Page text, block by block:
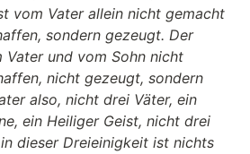
vom Vater allein nicht gemacht
sondern gezeugt. Der
und vom Sohn nicht
nicht gezeugt, sondern
also, nicht drei Väter, ein
ein Heiliger Geist, nicht drei
dieser Dreieinigkeit ist nichts